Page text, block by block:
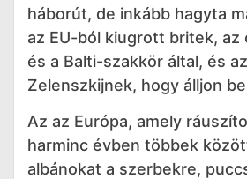
háborút, de inkább hagyta
az EU-ból kiugrott britek, az
és a Balti-szakkör által, és
Zelenszkijnek, hogy álljon
Az az Európa, amely
harminc évben többek
albánokat a szerbekre,